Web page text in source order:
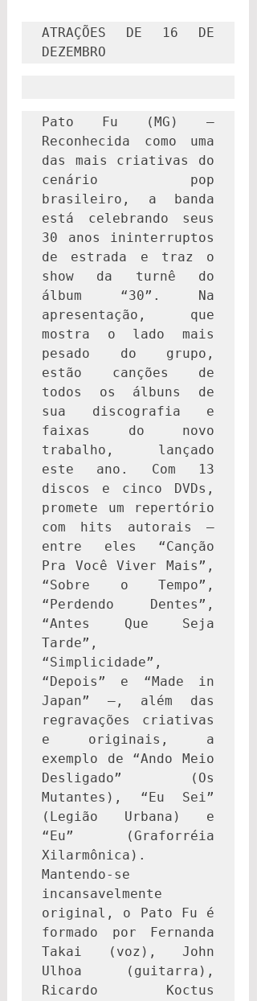
ATRAÇÕES DE 16 DE
DEZEMBRO
Pato Fu (MG) –
Reconhecida como uma
das mais criativas do
cenário pop
brasileiro, a banda
está celebrando seus
30 anos ininterruptos
de estrada e traz o
show da turnê do
álbum “30”. Na
apresentação, que
mostra o lado mais
pesado do grupo,
estão canções de
todos os álbuns de
sua discografia e
faixas do novo
trabalho, lançado
este ano. Com 13
discos e cinco DVDs,
promete um repertório
com hits autorais –
entre eles “Canção
Pra Você Viver Mais”,
“Sobre o Tempo”,
“Perdendo Dentes”,
“Antes Que Seja
Tarde”,
“Simplicidade”,
“Depois” e “Made in
Japan” –, além das
regravações criativas
e originais, a
exemplo de “Ando Meio
Desligado” (Os
Mutantes), “Eu Sei”
(Legião Urbana) e
“Eu” (Graforréia
Xilarmônica).
Mantendo-se
incansavelmente
original, o Pato Fu é
formado por Fernanda
Takai (voz), John
Ulhoa (guitarra),
Ricardo Koctus